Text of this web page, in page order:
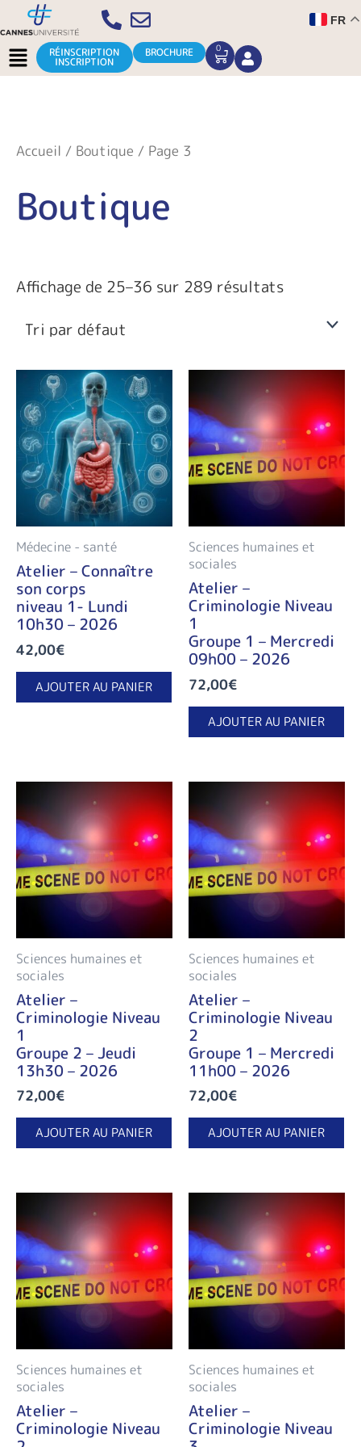
Aller
au
contenu
FR
Menu RÉINSCRIPTION
INSCRIPTION
BROCHURE 0
CART
Accueil / Boutique / Page 3
Boutique
Affichage de 25–36 sur 289 résultats
Médecine - santé
Atelier – Connaître
son corps
niveau 1- Lundi
10h30 – 2026
42,00€
AJOUTER AU PANIER
Sciences humaines et
sociales
Atelier –
Criminologie Niveau
1
Groupe 1 – Mercredi
09h00 – 2026
72,00€
AJOUTER AU PANIER
Sciences humaines et
sociales
Atelier –
Criminologie Niveau
1
Groupe 2 – Jeudi
13h30 – 2026
72,00€
AJOUTER AU PANIER
Sciences humaines et
sociales
Atelier –
Criminologie Niveau
2
Groupe 1 – Mercredi
11h00 – 2026
72,00€
AJOUTER AU PANIER
Sciences humaines et
sociales
Atelier –
Criminologie Niveau
Sciences humaines et
sociales
Atelier –
Criminologie Niveau